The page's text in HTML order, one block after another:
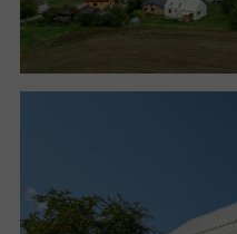
stabilized rammed
sedlová střecha
adaptované z
výsledkem hledání
a přirozenou krajinou,
venkovským. Doufá také
Kompaktnost se díky